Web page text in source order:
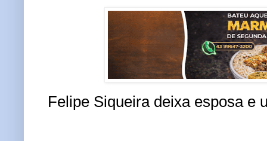
Felipe Siqueira deixa esposa e